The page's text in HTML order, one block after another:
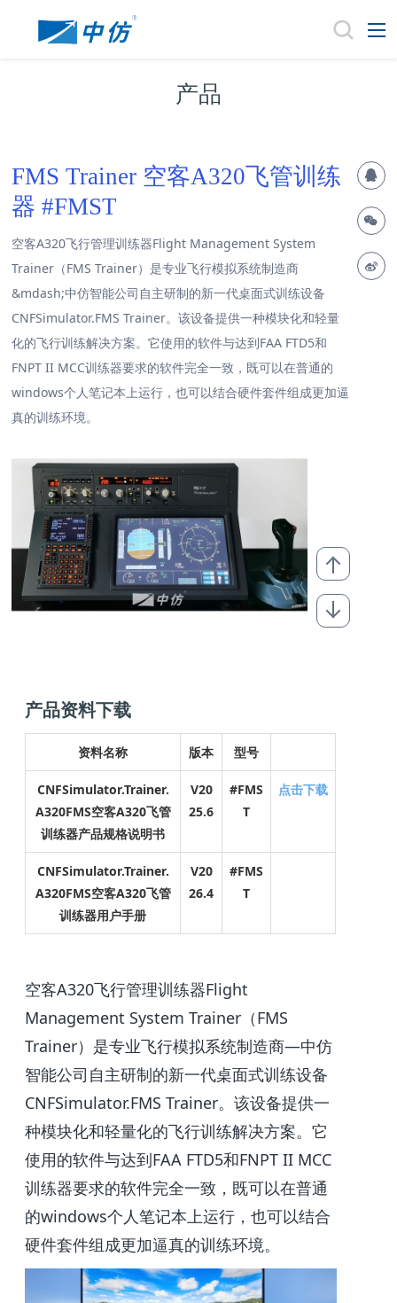
产品
FMS Trainer 空客A320飞管训练
器 #FMST
空客A320飞行管理训练器Flight Management System
Trainer（FMS Trainer）是专业飞行模拟系统制造商
&mdash;中仿智能公司自主研制的新一代桌面式训练设备
CNFSimulator.FMS Trainer。该设备提供一种模块化和轻量
化的飞行训练解决方案。它使用的软件与达到FAA FTD5和
FNPT II MCC训练器要求的软件完全一致，既可以在普通的
windows个人笔记本上运行，也可以结合硬件套件组成更加逼
真的训练环境。
产品资料下载
资料名称 版本 型号
CNFSimulator.Trainer.
A320FMS空客A320飞管
训练器产品规格说明书
V20
25.6
#FMS
T
点击下载
CNFSimulator.Trainer.
A320FMS空客A320飞管
训练器用户手册
V20
26.4
#FMS
T
空客A320飞行管理训练器Flight
Management System Trainer（FMS
Trainer）是专业飞行模拟系统制造商—中仿
智能公司自主研制的新一代桌面式训练设备
CNFSimulator.FMS Trainer。该设备提供一
种模块化和轻量化的飞行训练解决方案。它
使用的软件与达到FAA FTD5和FNPT II MCC
训练器要求的软件完全一致，既可以在普通
的windows个人笔记本上运行，也可以结合
硬件套件组成更加逼真的训练环境。